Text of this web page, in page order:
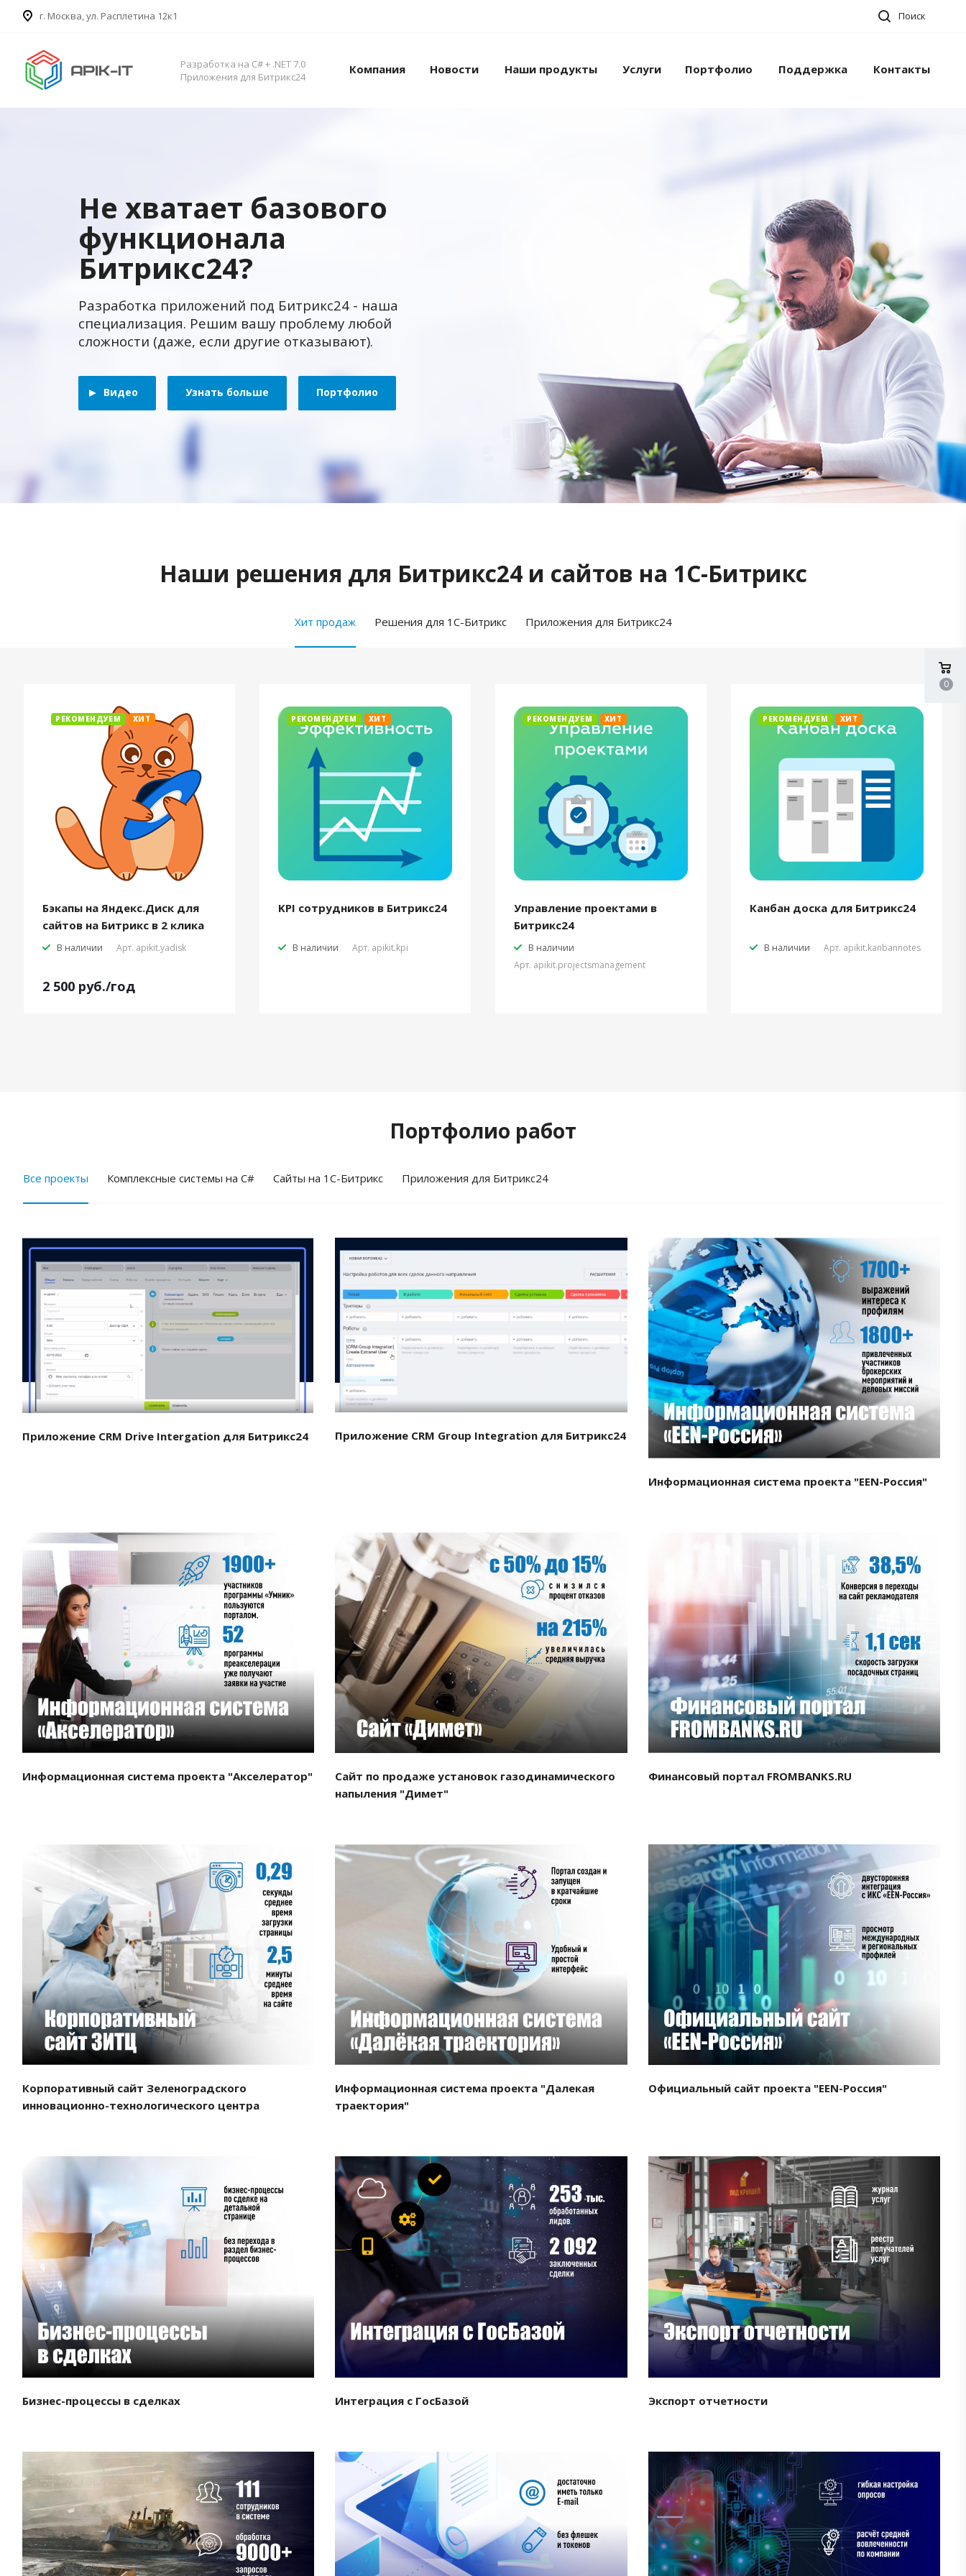
​г. Москва, ул. Расплетина 12к1 Поиск
Разработка на C# + .NET 7.0
Приложения для Битрикс24
Компания Новости Наши продукты Услуги Портфолио Поддержка Контакты
Не хватает базового
функционала
Битрикс24?
Разработка приложений под Битрикс24 - наша
специализация. Решим вашу проблему любой
сложности (даже, если другие отказывают).
Видео Узнать больше Портфолио
Наши решения для Битрикс24 и сайтов на 1С-Битрикс
Хит продаж Решения для 1С-Битрикс Приложения для Битрикс24
РЕКОМЕНДУЕМ ХИТ
Бэкапы на Яндекс.Диск для
сайтов на Битрикс в 2 клика
В наличии Арт. apikit.yadisk
2 500 руб./год
РЕКОМЕНДУЕМ ХИТ
KPI сотрудников в Битрикс24
В наличии Арт. apikit.kpi
РЕКОМЕНДУЕМ ХИТ
Управление проектами в
Битрикс24
В наличии
Арт. apikit.projectsmanagement
РЕКОМЕНДУЕМ ХИТ
Канбан доска для Битрикс24
В наличии Арт. apikit.kanbannotes
Портфолио работ
Все проекты Комплексные системы на C# Cайты на 1С-Битрикс Приложения для Битрикс24
Смотреть проект
Приложение CRM Drive Intergation для Битрикс24 Приложение CRM Group Integration для Битрикс24
Смотреть проект
Информационная система проекта "EEN-Россия"
Смотреть проект
Информационная система проекта "Акселератор"
Смотреть проект
Сайт по продаже установок газодинамического
напыления "Димет"
Смотреть проект
Финансовый портал FROMBANKS.RU
Смотреть проект
Корпоративный сайт Зеленоградского
инновационно-технологического центра
Смотреть проект
Информационная система проекта "Далекая
траектория"
Смотреть проект
Официальный сайт проекта "EEN-Россия"
Бизнес-процессы в сделках
Смотреть проект
Интеграция с ГосБазой
Смотреть проект
Экспорт отчетности
Смотреть проект Смотреть проект Смотреть проект
0